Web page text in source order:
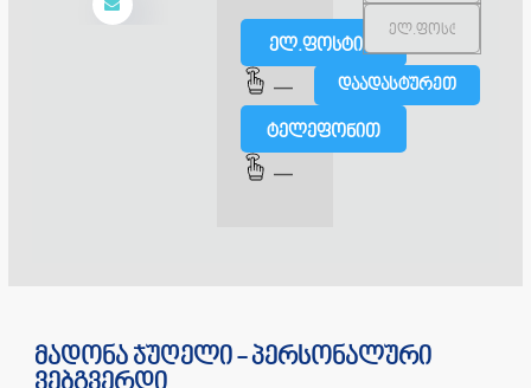
ელ.ფოსტით
—
ტელეფონით
—
მადონა ჯუღელი - პერსონალური